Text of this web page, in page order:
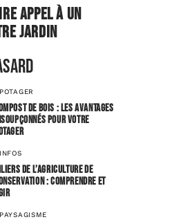
appel à un
jardin
POTAGER
de bois : les avantages
pour votre
INFOS
de l’agriculture de
: comprendre et
PAYSAGISME